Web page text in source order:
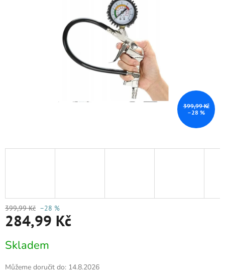
399,99 Kč
–28 %
399,99 Kč –28 %
284,99 Kč
cena:
Skladem
Můžeme doručit do: 14.8.2026